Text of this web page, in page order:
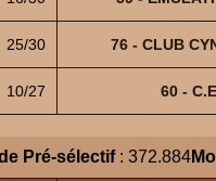
25/30 76 - CLUB
10/27 60 -
Pré-sélectif: 372.884